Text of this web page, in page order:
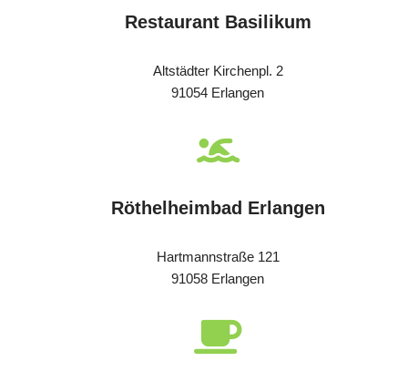
Restaurant Basilikum
Altstädter Kirchenpl. 2
91054 Erlangen
Röthelheimbad Erlangen
Hartmannstraße 121
91058 Erlangen